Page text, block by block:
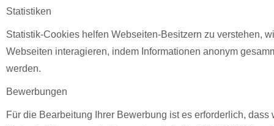
Statistiken
Statistik-Cookies helfen Webseiten-Besitzern zu verstehen,
Webseiten interagieren, indem Informationen anonym
werden.
Bewerbungen
Für die Bearbeitung Ihrer Bewerbung ist es erforderlich,